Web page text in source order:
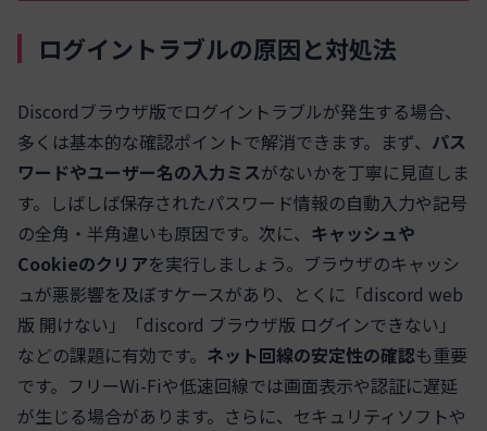
ログイントラブルの原因と対処法
Discordブラウザ版でログイントラブルが発生する場合、
多くは基本的な確認ポイントで解消できます。まず、 パス
ワードやユーザー名の入力ミスがないかを丁寧に見直しま
す。しばしば保存されたパスワード情報の自動入力や記号
の全角・半角違いも原因です。次に、 キャッシュや
Cookieのクリアを実行しましょう。ブラウザのキャッシ
ュが悪影響を及ぼすケースがあり、とくに「discord web
版 開けない」「discord ブラウザ版 ログインできない」
などの課題に有効です。 ネット回線の安定性の確認も重要
です。フリーWi-Fiや低速回線では画面表示や認証に遅延
が生じる場合があります。さらに、セキュリティソフトや